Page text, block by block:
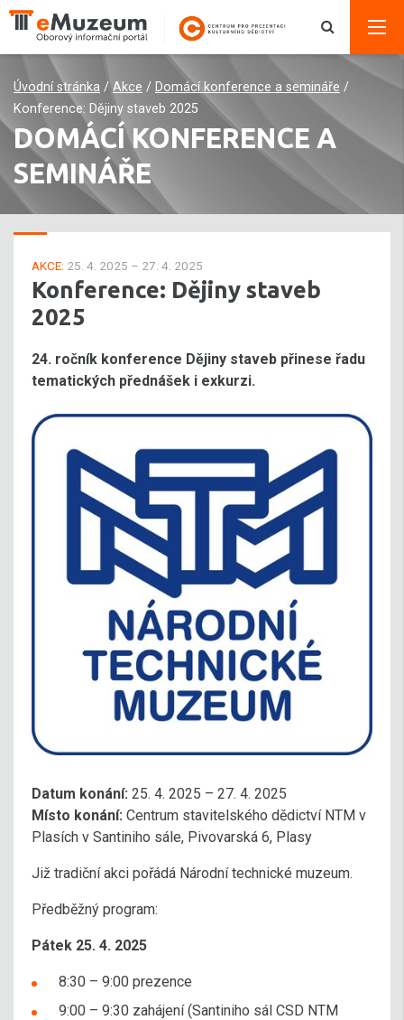
Úvodní stránka / Akce / Domácí konference a semináře /
Konference: Dějiny staveb 2025
DOMÁCÍ KONFERENCE A
SEMINÁŘE
AKCE: 25. 4. 2025 – 27. 4. 2025
Konference: Dějiny staveb
2025
24. ročník konference Dějiny staveb přinese řadu
tematických přednášek i exkurzi.
Datum konání: 25. 4. 2025 – 27. 4. 2025
Místo konání: Centrum stavitelského dědictví NTM v
Plasích v Santiniho sále, Pivovarská 6, Plasy
Již tradiční akci pořádá Národní technické muzeum.
Předběžný program:
Pátek 25. 4. 2025
8:30 – 9:00 prezence
9:00 – 9:30 zahájení (Santiniho sál CSD NTM